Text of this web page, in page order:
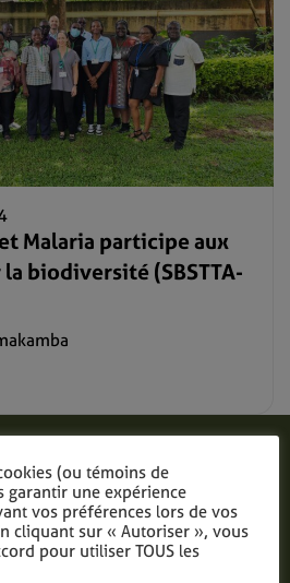
Malaria participe aux
biodiversité (SBSTTA-
(ou témoins de
une expérience
vos préférences lors de vos
cliquant sur « Autoriser », vous
pour utiliser TOUS les